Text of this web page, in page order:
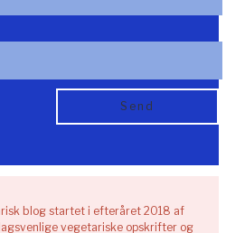
blog startet i efteråret 2018 af
vegetariske opskrifter og